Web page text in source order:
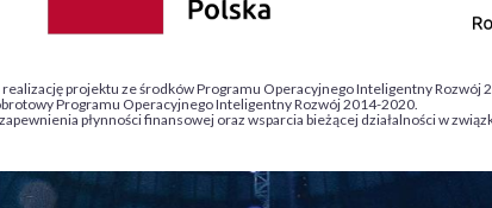
projektu ze środków Programu Operacyjnego Inteligentny Rozwój
Programu Operacyjnego Inteligentny Rozwój 2014-2020.
płynności finansowej oraz wsparcia bieżącej działalności w